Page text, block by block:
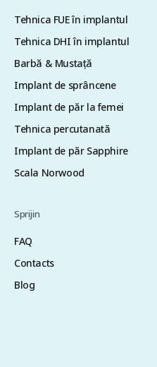
Tehnica FUE în implantul
Tehnica DHI în implantul
Barbă & Mustață
Implant de sprâncene
Implant de păr la femei
Tehnica percutanată
Implant de păr Sapphire
Scala Norwood
Sprijin
FAQ
Contacts
Blog